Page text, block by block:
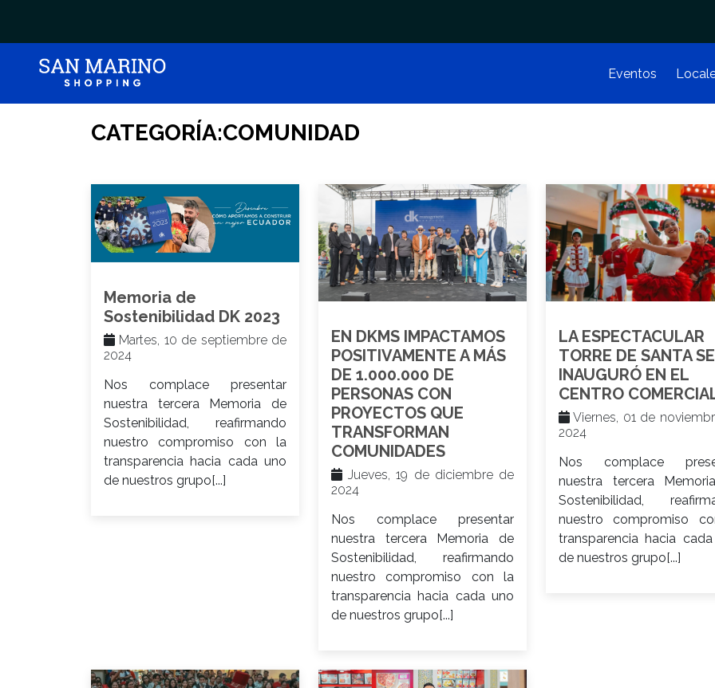
Eventos
CATEGORÍA:COMUNIDAD
Memoria de
Sostenibilidad DK 2023
Martes, 10 de septiembre de
2024
Nos complace presentar
nuestra tercera Memoria de
Sostenibilidad, reafirmando
nuestro compromiso con la
transparencia hacia cada uno
de nuestros grupo[...]
EN DKMS IMPACTAMOS
POSITIVAMENTE A MÁS
DE 1.000.000 DE
PERSONAS CON
PROYECTOS QUE
TRANSFORMAN
COMUNIDADES
Jueves, 19 de diciembre de
2024
Nos complace presentar
nuestra tercera Memoria de
Sostenibilidad, reafirmando
nuestro compromiso con la
transparencia hacia cada uno
de nuestros grupo[...]
LA ESPECTACULAR
TORRE DE SANTA SE
INAUGURÓ EN EL
CENTRO
Viernes, 01 de
2024
Nos complace
nuestra tercera
Sostenibilidad,
nuestro compromiso
transparencia hacia
de nuestros grupo[...]